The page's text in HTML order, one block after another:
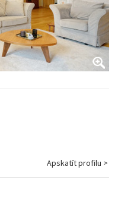
Apskatīt profilu >